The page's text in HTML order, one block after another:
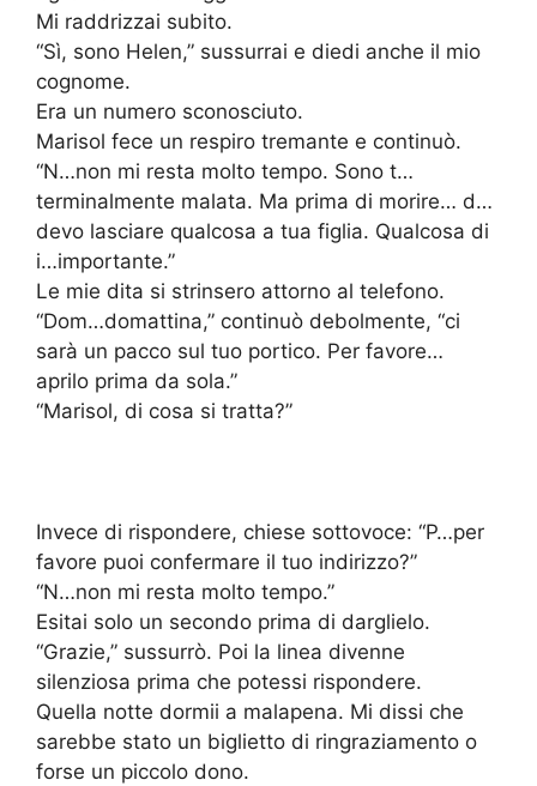
Mi raddrizzai subito.
“Sì, sono Helen,” sussurrai e diedi anche il mio
cognome.
Era un numero sconosciuto.
Marisol fece un respiro tremante e continuò.
“N…non mi resta molto tempo. Sono t…
terminalmente malata. Ma prima di morire… d…
devo lasciare qualcosa a tua figlia. Qualcosa di
i…importante.”
Le mie dita si strinsero attorno al telefono.
“Dom…domattina,” continuò debolmente, “ci
sarà un pacco sul tuo portico. Per favore…
aprilo prima da sola.”
“Marisol, di cosa si tratta?”
Invece di rispondere, chiese sottovoce: “P…per
favore puoi confermare il tuo indirizzo?”
“N…non mi resta molto tempo.”
Esitai solo un secondo prima di darglielo.
“Grazie,” sussurrò. Poi la linea divenne
silenziosa prima che potessi rispondere.
Quella notte dormii a malapena. Mi dissi che
sarebbe stato un biglietto di ringraziamento o
forse un piccolo dono.